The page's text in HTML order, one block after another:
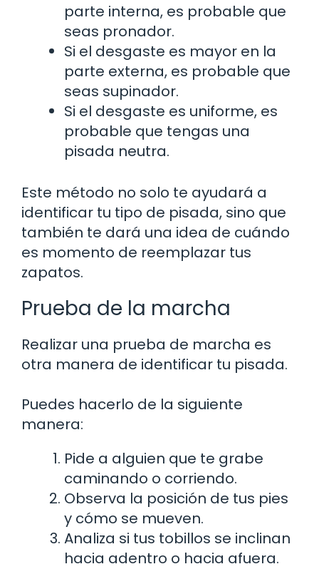
parte interna, es probable que
seas pronador.
Si el desgaste es mayor en la
parte externa, es probable que
seas supinador.
Si el desgaste es uniforme, es
probable que tengas una
pisada neutra.
Este método no solo te ayudará a
identificar tu tipo de pisada, sino que
también te dará una idea de cuándo
es momento de reemplazar tus
zapatos.
Prueba de la marcha
Realizar una prueba de marcha es
otra manera de identificar tu pisada.
Puedes hacerlo de la siguiente
manera:
Pide a alguien que te grabe
caminando o corriendo.
Observa la posición de tus pies
y cómo se mueven.
Analiza si tus tobillos se inclinan
hacia adentro o hacia afuera.